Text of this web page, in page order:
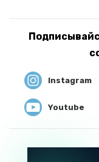
Instagram
Youtube